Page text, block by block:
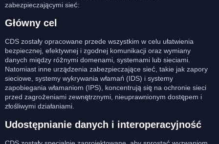
zabezpieczającymi sieć:
Główny cel
CDS zostały opracowane przede wszystkim w celu ułatwienia
bezpiecznej, efektywnej i zgodnej komunikacji oraz wymiany
danych między różnymi domenami, systemami lub sieciami.
Natomiast inne urządzenia zabezpieczające sieć, takie jak zapory
sieciowe, systemy wykrywania włamań (IDS) i systemy
zapobiegania włamaniom (IPS), koncentrują się na ochronie sieci
przed zagrożeniami zewnętrznymi, nieuprawnionym dostępem i
złośliwymi działaniami.
Udostępnianie danych i interoperacyjność